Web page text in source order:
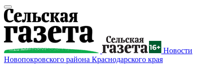
Новости
Новопокровского района Краснодарского края